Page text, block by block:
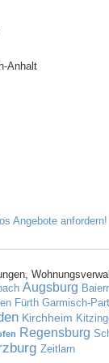
Anhalt
Augsburg
Fürth Garmisch-
Kirchheim
Regensburg
Zeitlarn